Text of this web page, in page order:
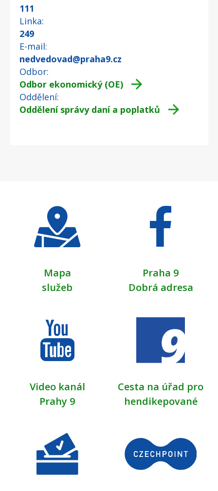
111
Linka
249
E-mail
nedvedovad@praha9.cz
Odbor
Odbor ekonomický (OE)
Oddělení
Oddělení správy daní a poplatků
Mapa
služeb
Praha 9
Dobrá adresa
Video kanál
Prahy 9
Cesta na úřad pro
hendikepované